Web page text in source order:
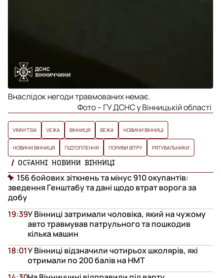
Внаслідок негоди травмованих немає.
Фото – ГУ ДСНС у Вінницькій області
VINNYTSIA VЕЖА ВІННИЦЯ ВЕЖА НОВИНИ ВІННИЦІ
НОВИНИ ВІННИЦЯ ПІДТОПЛЕННЯ ПОРИВИ ВІТРУ РЯТУВАЛЬНИКИ
ОСТАННІ НОВИНИ ВІННИЦІ
156 бойових зіткнень та мінус 910 окупантів:
зведення Генштабу та дані щодо втрат ворога за
добу
У Вінниці затримали чоловіка, який на чужому
авто травмував патрульного та пошкодив
кілька машин
19:39
У Вінниці відзначили чотирьох школярів, які
отримали по 200 балів на НМТ
18:01